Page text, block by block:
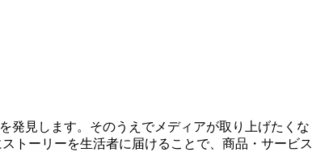
発見します。そのうえでメディアが取り上げたくな
トーリーを生活者に届けることで、商品・サービス